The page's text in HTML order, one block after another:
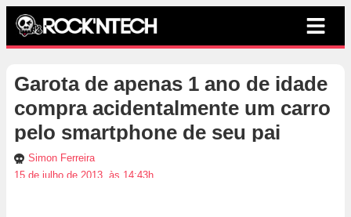
Garota de apenas 1 ano de idade
compra acidentalmente um carro
pelo smartphone de seu pai
Simon Ferreira
15 de julho de 2013, às 14:43h